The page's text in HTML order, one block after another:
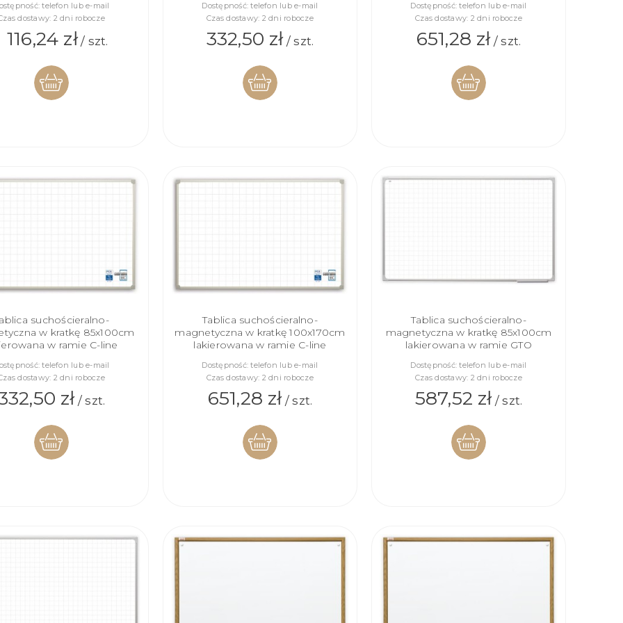
telefon lub e-mail
dostawy: 2 dni robocze
116,24 zł/ szt.
Dostępność: telefon lub e-mail
Czas dostawy: 2 dni robocze
332,50 zł/ szt.
Dostępność: telefon lub e-mail
Czas dostawy: 2 dni robocze
651,28 zł/ szt.
suchościeralno-
w kratkę 85x100cm
w ramie C-line
telefon lub e-mail
dostawy: 2 dni robocze
zł/ szt.
Tablica suchościeralno-
magnetyczna w kratkę 100x170cm
lakierowana w ramie C-line
Dostępność: telefon lub e-mail
Czas dostawy: 2 dni robocze
651,28 zł/ szt.
Tablica suchościeralno-
magnetyczna w kratkę 85x100cm
lakierowana w ramie GTO
Dostępność: telefon lub e-mail
Czas dostawy: 2 dni robocze
587,52 zł/ szt.